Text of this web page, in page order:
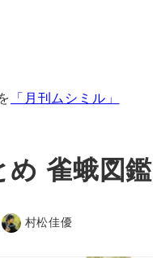
「月刊ムシミル」
め 雀蛾図鑑
著
村松佳優